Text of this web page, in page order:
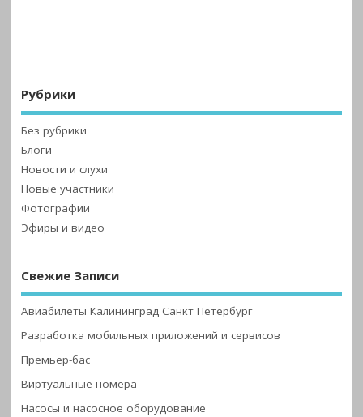
Рубрики
Без рубрики
Блоги
Новости и слухи
Новые участники
Фотографии
Эфиры и видео
Свежие Записи
Авиабилеты Калининград Санкт Петербург
Разработка мобильных приложений и сервисов
Премьер-бас
Виртуальные номера
Насосы и насосное оборудование